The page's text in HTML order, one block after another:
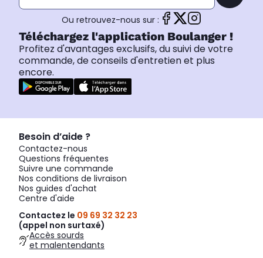
Ou retrouvez-nous sur :
Téléchargez l'application Boulanger !
Profitez d'avantages exclusifs, du suivi de votre
commande, de conseils d'entretien et plus
encore.
Besoin d’aide ?
Contactez-nous
Questions fréquentes
Suivre une commande
Nos conditions de livraison
Nos guides d'achat
Centre d'aide
Contactez le 09 69 32 32 23
(appel non surtaxé)
Accès sourds
et malentendants